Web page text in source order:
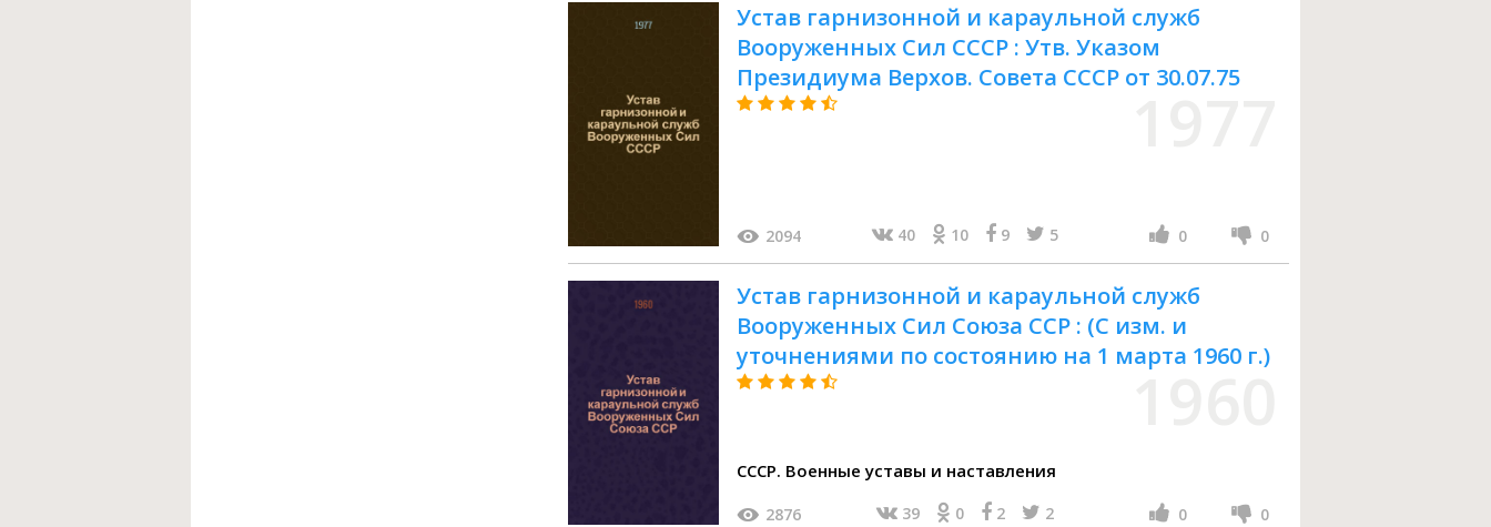
Устав гарнизонной и караульной служб
Вооруженных Сил СССР : Утв. Указом
Президиума Верхов. Совета СССР от 30.07.75
2094 40 10 9 5 0 0
Устав гарнизонной и караульной служб
Вооруженных Сил Союза ССР : (С изм. и
уточнениями по состоянию на 1 марта 1960 г.)
СССР. Военные уставы и наставления
2876 39 0 2 2 0 0